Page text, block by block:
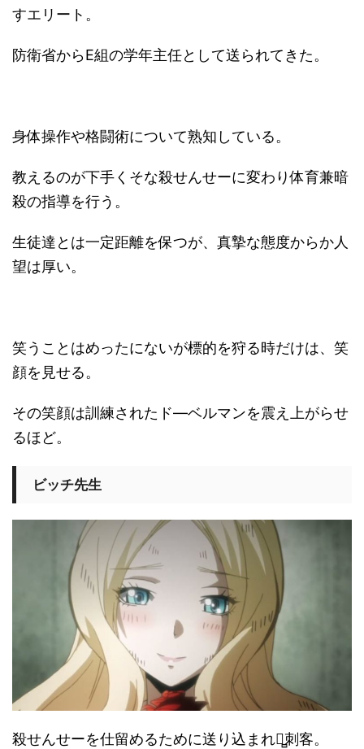
すエリート。
防衛省からE組の学年主任として送られてきた。
身体操作や格闘術について熟知している。
教えるのが下手くそな殺せんせーに変わり体育兼暗
殺の指導を行う。
生徒達とは一定距離を保つが、真摯な態度からか人
望は厚い。
笑うことはめったにないが標的を狩る時だけは、笑
顔を見せる。
その笑顔は訓練されたド―ベルマンを震え上がらせ
るほど。
ビッチ先生
殺せんせーを仕留めるために送り込まれた̻刺客。